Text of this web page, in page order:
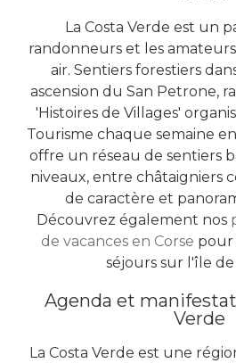
La Costa Verde est un
randonneurs et les
air. Sentiers forestiers
ascension du San Petrone,
'Histoires de Villages'
Tourisme chaque semaine
offre un réseau de sentiers
niveaux, entre châtaigniers
de caractère et
Découvrez également nos
de vacances en Corse pour
séjours sur l'île
Agenda et
Verde
La Costa Verde est une